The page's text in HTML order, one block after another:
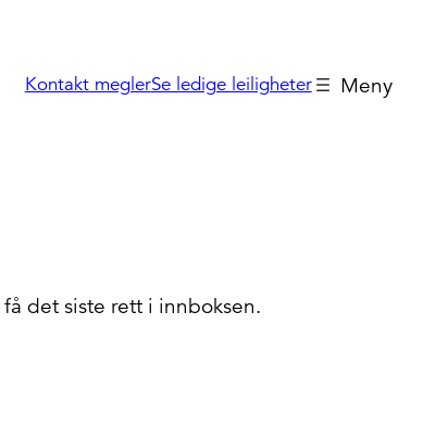
Kontakt meglerSe ledige leiligheter
det siste rett i innboksen.